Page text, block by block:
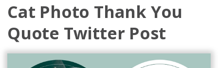
Cat Photo Thank You
Quote Twitter Post